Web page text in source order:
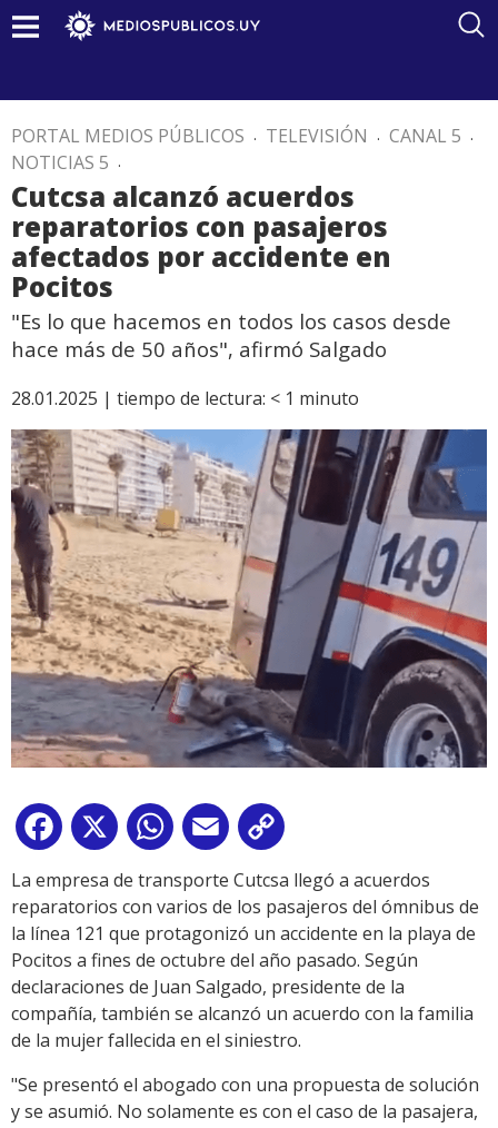
PORTAL MEDIOS PÚBLICOS . TELEVISIÓN . CANAL 5 .
NOTICIAS 5 .
Cutcsa alcanzó acuerdos
reparatorios con pasajeros
afectados por accidente en
Pocitos
"Es lo que hacemos en todos los casos desde
hace más de 50 años", afirmó Salgado
28.01.2025 | tiempo de lectura: < 1 minuto
Facebook
X WhatsApp
Email
Link
La empresa de transporte Cutcsa llegó a acuerdos
reparatorios con varios de los pasajeros del ómnibus de
la línea 121 que protagonizó un accidente en la playa de
Pocitos a fines de octubre del año pasado. Según
declaraciones de Juan Salgado, presidente de la
compañía, también se alcanzó un acuerdo con la familia
de la mujer fallecida en el siniestro.
"Se presentó el abogado con una propuesta de solución
y se asumió. No solamente es con el caso de la pasajera,